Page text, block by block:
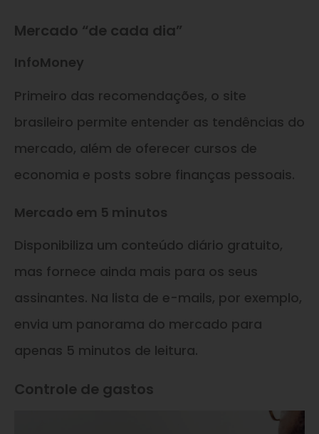
Mercado “de cada dia”
InfoMoney
Primeiro das recomendações, o site
brasileiro permite entender as tendências do
mercado, além de oferecer cursos de
economia e posts sobre finanças pessoais.
Mercado em 5 minutos
Disponibiliza um conteúdo diário gratuito,
mas fornece ainda mais para os seus
assinantes. Na lista de e-mails, por exemplo,
envia um panorama do mercado para
apenas 5 minutos de leitura.
Controle de gastos